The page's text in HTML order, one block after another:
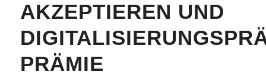
AKZEPTIEREN UND
PRÄMIE